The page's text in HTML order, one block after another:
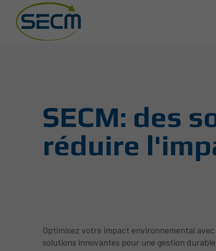
SECM: des
réduire
Optimisez votre impact environnemental avec
solutions innovantes pour une gestion